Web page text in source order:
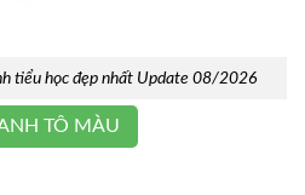
tiểu học đẹp nhất Update 08/2026
TÔ MÀU